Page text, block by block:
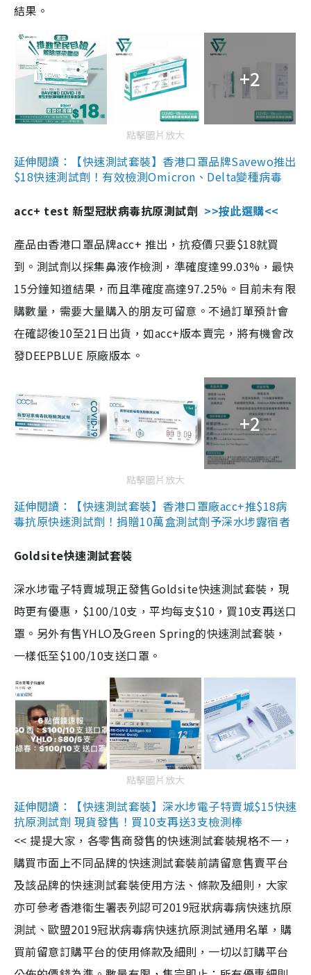
結果。
+2
點擊圖片放大
延伸閱讀：【快速測試套裝】香港口罩品牌Savewo推出
$18快速測試劑！有效檢測Omicron、Delta變種病毒
acc+ test 新型冠狀病毒抗原測試劑 >>按此選購<<
產品由香港口罩品牌acc+ 推出，抗疫價只要$18就買
到。測試劑以採集鼻液作檢測，準確度達99.03%，最快
15分鐘知道結果，而且準確度高達97.25%。目前未有限
購數量，需要大量購入的朋友可留意。不過訂單預計會
在確認後10至21日出貨，如acc+版本賣完，將有機會改
發DEEPBLUE 原廠版本。
+2
點擊圖片放大
延伸閱讀：【快速測試套裝】香港口罩廠acc+推$18病
毒抗原快速測試劑！捐贈10萬盒測試劑予深水埗露宿者
Goldsite快速測試套裝
深水埗電子特賣城現正發售Goldsite快速測試套裝，現
時更有優惠，$100/10支，平均每支$10，買10支再送口
罩。另外有售YHLO及Green Spring的快速測試套裝，
一樣低至$100/10支送口罩。
點擊圖片放大
延伸閱讀：【快速測試套裝】深水埗電子特賣城$15快速
抗原測試劑 現貨發售！買10支再送3支檢測棒
<< 提提大家，各零售商發售的快速測試套裝規格不一，
購買市面上不同品牌的快速測試套裝前請留意售賣平台
及該品牌的快速測試套裝使用方法、條款及細則，大家
亦可參考香港衞生署表列認可2019冠狀病毒病快速抗原
測試、歐盟2019冠狀病毒病快速抗原測試通用名單，購
買前留意訂購平台的使用條款及細則，一切以訂購平台